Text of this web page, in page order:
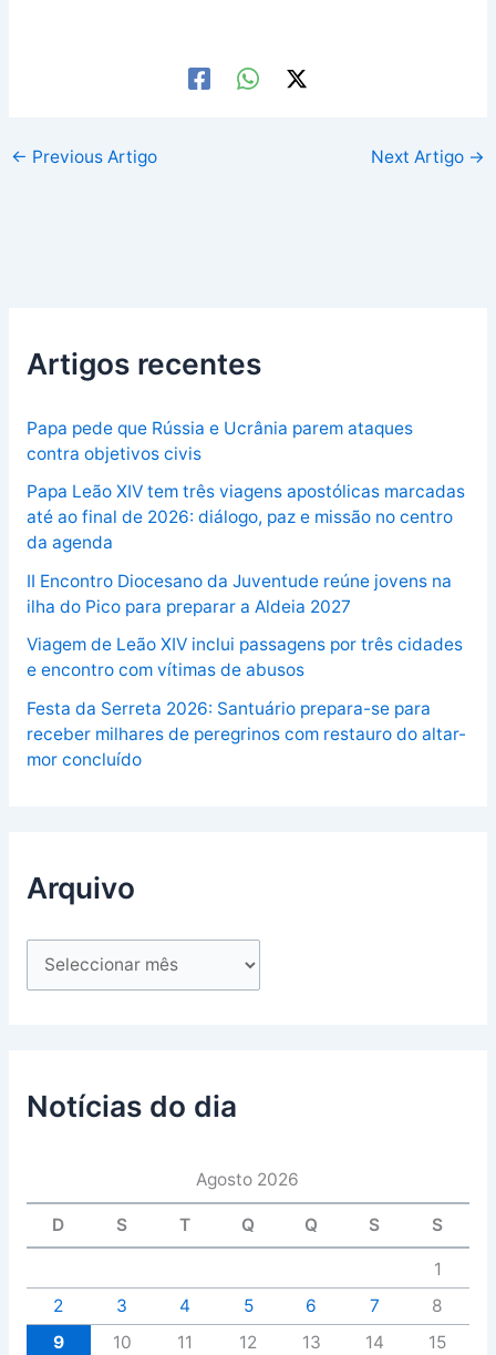
← Previous Artigo Next Artigo →
Artigos recentes
Papa pede que Rússia e Ucrânia parem ataques
contra objetivos civis
Papa Leão XIV tem três viagens apostólicas marcadas
até ao final de 2026: diálogo, paz e missão no centro
da agenda
II Encontro Diocesano da Juventude reúne jovens na
ilha do Pico para preparar a Aldeia 2027
Viagem de Leão XIV inclui passagens por três cidades
e encontro com vítimas de abusos
Festa da Serreta 2026: Santuário prepara-se para
receber milhares de peregrinos com restauro do altar-
mor concluído
Arquivo
Notícias do dia
Agosto 2026
D S T Q Q S S
1
2
3 4 5 6 7
8
9
10 11 12 13 14
15